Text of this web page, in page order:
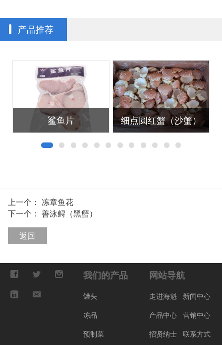
产品推荐
鲨鱼片 细点圆红蟹（沙蟹）
上一个： 冻章鱼花
下一个： 善泳鲟（黑蟹）
返回
我们的产品
罐头
冻品
预制菜
网站导航
走进海魁
新闻中心
产品中心
营销中心
招贤纳士
联系方式